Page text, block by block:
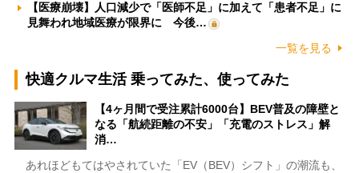
【医療崩壊】人口減少で「医師不足」に加えて「患者不足」に
見舞われ地域医療が限界に 今後…
一覧を見る
快適クルマ生活 乗ってみた、使ってみた
【4ヶ月間で受注累計6000台】BEV普及の障壁と
なる「航続距離の不安」「充電のストレス」解
消…
あれほどもてはやされていた「EV（BEV）シフト」の潮流も、